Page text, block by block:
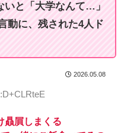
いと「大学なんて…」
動に、残された4人ド
2026.05.08
贔屓しまくる